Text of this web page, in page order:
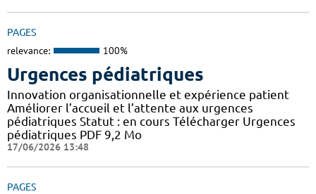
PAGES
relevance: 100%
Urgences pédiatriques
Innovation organisationnelle et expérience patient
Améliorer l’accueil et l’attente aux urgences
pédiatriques Statut : en cours Télécharger Urgences
pédiatriques PDF 9,2 Mo
17/06/2026 13:48
PAGES